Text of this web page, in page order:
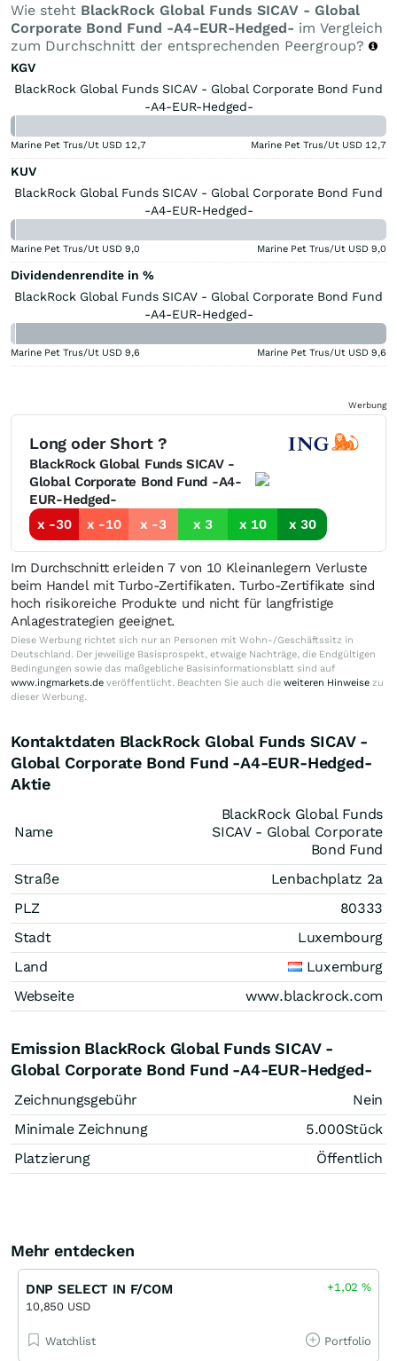
Wie steht BlackRock Global Funds SICAV - Global
Corporate Bond Fund -A4-EUR-Hedged- im Vergleich
zum Durchschnitt der entsprechenden Peergroup?
KGV
BlackRock Global Funds SICAV - Global Corporate Bond Fund
-A4-EUR-Hedged-
Marine Pet Trus/Ut USD 12,7 Marine Pet Trus/Ut USD 12,7
KUV
BlackRock Global Funds SICAV - Global Corporate Bond Fund
-A4-EUR-Hedged-
Marine Pet Trus/Ut USD 9,0 Marine Pet Trus/Ut USD 9,0
Dividendenrendite in %
BlackRock Global Funds SICAV - Global Corporate Bond Fund
-A4-EUR-Hedged-
Marine Pet Trus/Ut USD 9,6 Marine Pet Trus/Ut USD 9,6
Werbung
Long oder Short ?
BlackRock Global Funds SICAV -
Global Corporate Bond Fund -A4-
EUR-Hedged-
x -30
x -10 x -3 x 3 x 10 x 30
Im Durchschnitt erleiden 7 von 10 Kleinanlegern Verluste
beim Handel mit Turbo-Zertifikaten. Turbo-Zertifikate sind
hoch risikoreiche Produkte und nicht für langfristige
Anlagestrategien geeignet.
Diese Werbung richtet sich nur an Personen mit Wohn-/Geschäftssitz in
Deutschland. Der jeweilige Basisprospekt, etwaige Nachträge, die Endgültigen
Bedingungen sowie das maßgebliche Basisinformationsblatt sind auf
www.ingmarkets.de veröffentlicht. Beachten Sie auch die weiteren Hinweise zu
dieser Werbung.
Kontaktdaten BlackRock Global Funds SICAV -
Global Corporate Bond Fund -A4-EUR-Hedged-
Aktie
Name
BlackRock Global Funds
SICAV - Global Corporate
Bond Fund
Straße
Lenbachplatz 2a
PLZ
80333
Stadt
Luxembourg
Land
Luxemburg
Webseite
www.blackrock.com
Emission BlackRock Global Funds SICAV -
Global Corporate Bond Fund -A4-EUR-Hedged-
Zeichnungsgebühr
Nein
Minimale Zeichnung
5.000Stück
Platzierung
Öffentlich
Mehr entdecken
DNP SELECT IN F/COM
10,850 USD
+1,02%
Watchlist Portfolio